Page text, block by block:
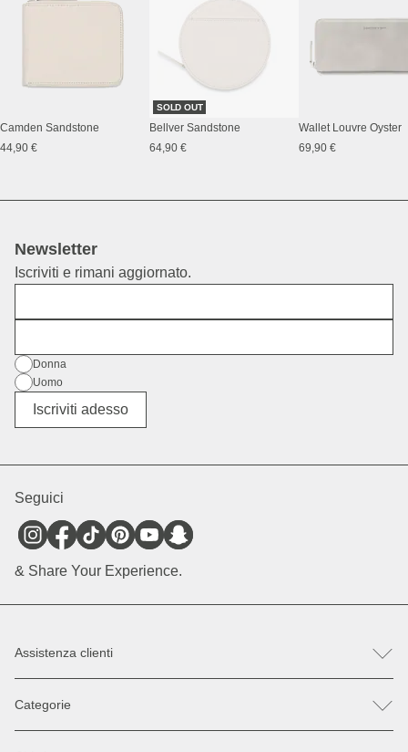
Camden Sandstone
44,90 €
SOLD OUT
Bellver Sandstone
64,90 €
Wallet Louvre Oyster
69,90 €
Newsletter
Iscriviti e rimani aggiornato.
Genere
Donna
Uomo
Altro
Iscriviti adesso
Seguici
& Share Your Experience.
Assistenza clienti
Aiuto e contatto
Registra un reso / reclamo
Parti di ricambio
Categorie